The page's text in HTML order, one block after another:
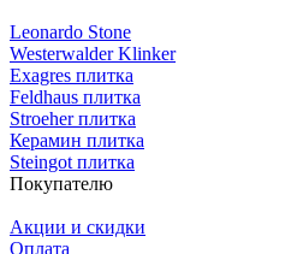
Leonardo Stone
Westerwalder Klinker
Exagres плитка
Feldhaus плитка
Stroeher плитка
Керамин плитка
Steingot плитка
Покупателю
Акции и скидки
Оплата